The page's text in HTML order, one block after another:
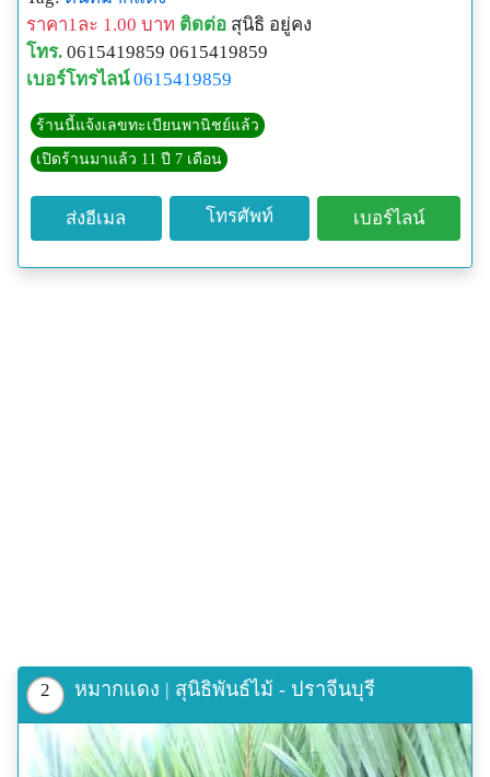
ราคา1ละ 1.00 บาท ติดต่อ สุนิธิ อยู่คง
โทร. 0615419859 0615419859
เบอร์โทรไลน์ 0615419859
ร้านนี้แจ้งเลขทะเบียนพานิชย์แล้ว
เปิดร้านมาแล้ว 11 ปี 7 เดือน
ส่งอีเมล โทรศัพท์ เบอร์ไลน์
2 หมากแดง | สุนิธิพันธ์ไม้ - ปราจีนบุรี